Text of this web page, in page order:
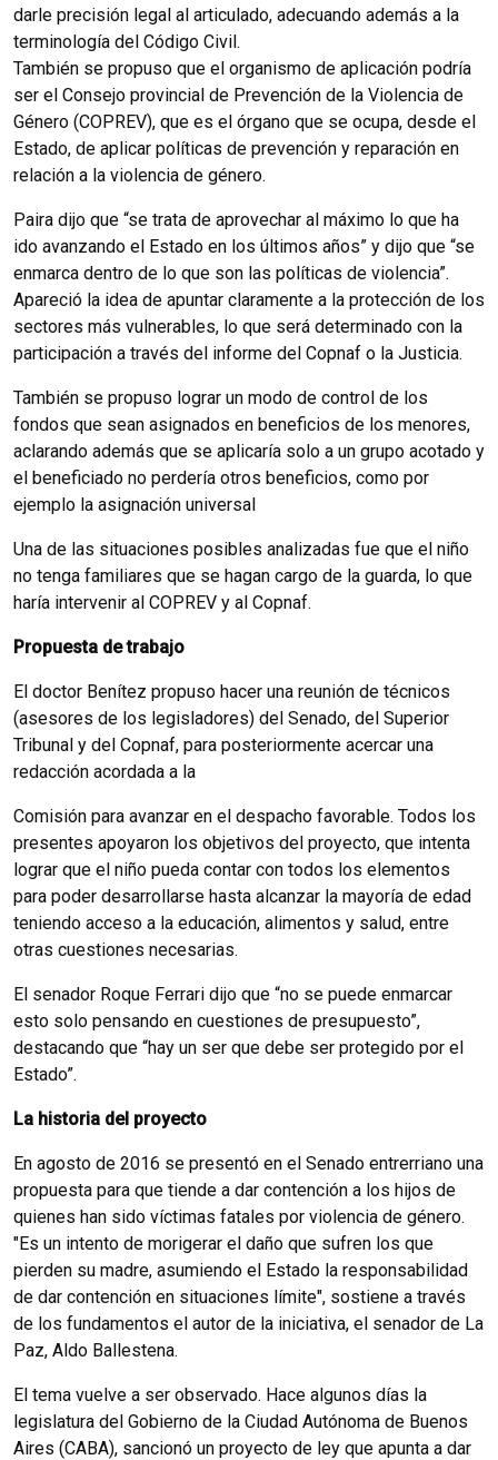
darle precisión legal al articulado, adecuando además a la
terminología del Código Civil.
También se propuso que el organismo de aplicación podría
ser el Consejo provincial de Prevención de la Violencia de
Género (COPREV), que es el órgano que se ocupa, desde el
Estado, de aplicar políticas de prevención y reparación en
relación a la violencia de género.
Paira dijo que “se trata de aprovechar al máximo lo que ha
ido avanzando el Estado en los últimos años” y dijo que “se
enmarca dentro de lo que son las políticas de violencia”.
Apareció la idea de apuntar claramente a la protección de los
sectores más vulnerables, lo que será determinado con la
participación a través del informe del Copnaf o la Justicia.
También se propuso lograr un modo de control de los
fondos que sean asignados en beneficios de los menores,
aclarando además que se aplicaría solo a un grupo acotado y
el beneficiado no perdería otros beneficios, como por
ejemplo la asignación universal
Una de las situaciones posibles analizadas fue que el niño
no tenga familiares que se hagan cargo de la guarda, lo que
haría intervenir al COPREV y al Copnaf.
Propuesta de trabajo
El doctor Benítez propuso hacer una reunión de técnicos
(asesores de los legisladores) del Senado, del Superior
Tribunal y del Copnaf, para posteriormente acercar una
redacción acordada a la
Comisión para avanzar en el despacho favorable. Todos los
presentes apoyaron los objetivos del proyecto, que intenta
lograr que el niño pueda contar con todos los elementos
para poder desarrollarse hasta alcanzar la mayoría de edad
teniendo acceso a la educación, alimentos y salud, entre
otras cuestiones necesarias.
El senador Roque Ferrari dijo que “no se puede enmarcar
esto solo pensando en cuestiones de presupuesto”,
destacando que “hay un ser que debe ser protegido por el
Estado”.
La historia del proyecto
En agosto de 2016 se presentó en el Senado entrerriano una
propuesta para que tiende a dar contención a los hijos de
quienes han sido víctimas fatales por violencia de género.
"Es un intento de morigerar el daño que sufren los que
pierden su madre, asumiendo el Estado la responsabilidad
de dar contención en situaciones límite", sostiene a través
de los fundamentos el autor de la iniciativa, el senador de La
Paz, Aldo Ballestena.
El tema vuelve a ser observado. Hace algunos días la
legislatura del Gobierno de la Ciudad Autónoma de Buenos
Aires (CABA), sancionó un proyecto de ley que apunta a dar